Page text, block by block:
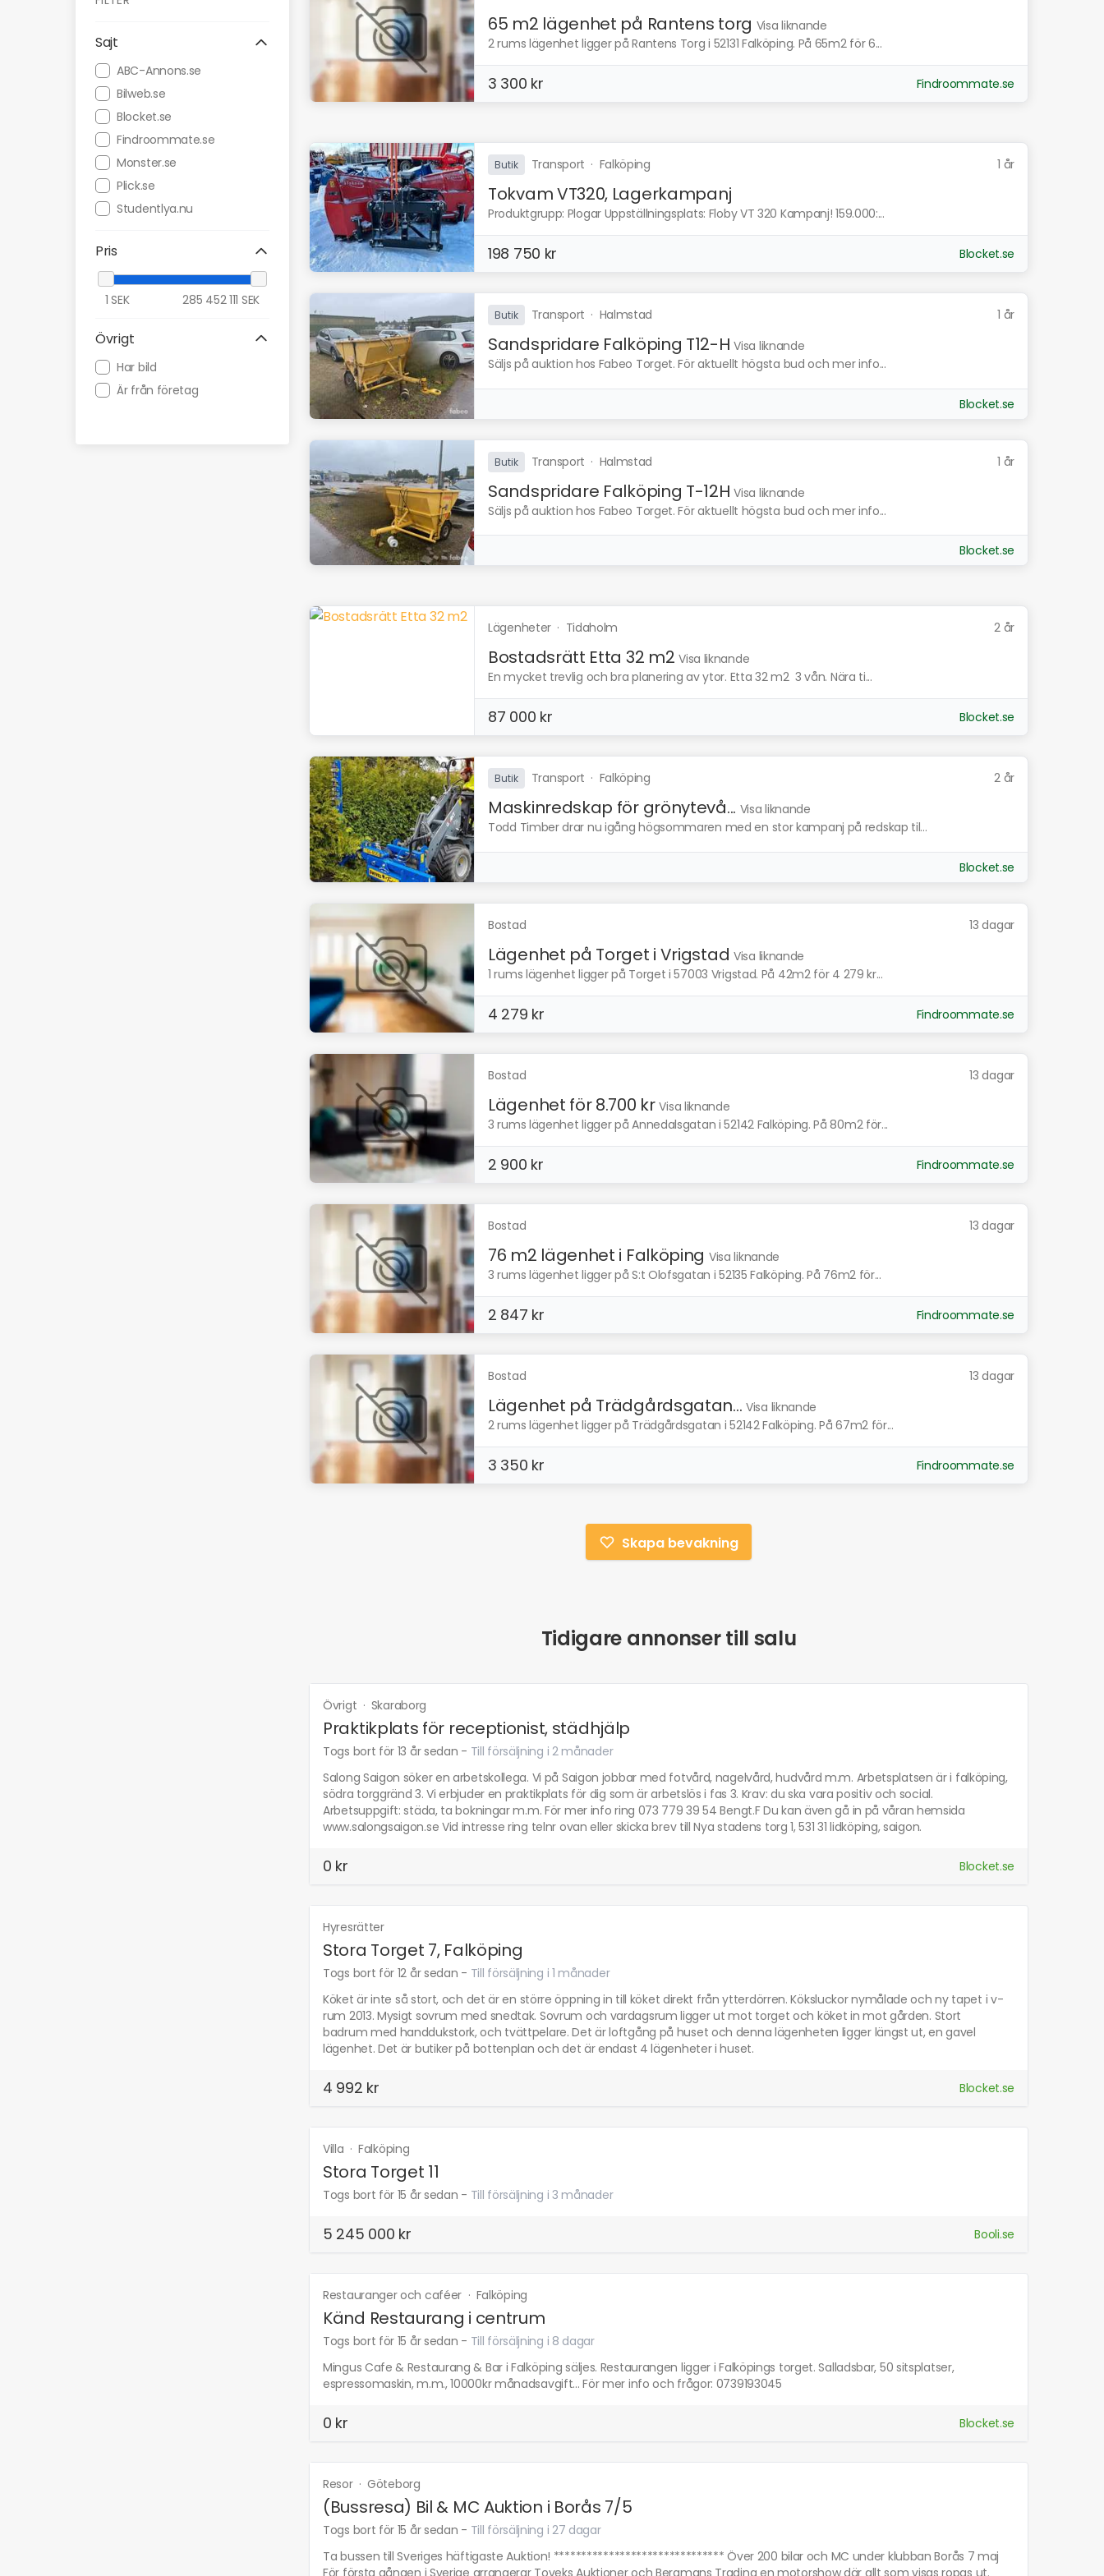
Sajt
ABC-Annons.se
Bilweb.se
Blocket.se
Findroommate.se
Monster.se
Plick.se
Studentlya.nu
Pris
1 SEK 285 452 111 SEK
Övrigt
Har bild
Är från företag
65 m2 lägenhet på Rantens torg Visa liknande
2 rums lägenhet ligger på Rantens Torg i 52131 Falköping. På 65m2 för 6...
3 300 kr Findroommate.se
Butik Transport · Falköping 1 år
Tokvam VT320, Lagerkampanj
Produktgrupp: Plogar Uppställningsplats: Floby VT 320 Kampanj! 159.000:...
198 750 kr Blocket.se
Butik Transport · Halmstad 1 år
Sandspridare Falköping T12-H Visa liknande
Säljs på auktion hos Fabeo Torget. För aktuellt högsta bud och mer info...
Blocket.se
Butik Transport · Halmstad 1 år
Sandspridare Falköping T-12H Visa liknande
Säljs på auktion hos Fabeo Torget. För aktuellt högsta bud och mer info...
Blocket.se
Lägenheter · Tidaholm 2 år
Bostadsrätt Etta 32 m2 Visa liknande
En mycket trevlig och bra planering av ytor. Etta 32 m2 3 vån. Nära ti...
87 000 kr Blocket.se
Butik Transport · Falköping 2 år
Maskinredskap för grönytevå... Visa liknande
Todd Timber drar nu igång högsommaren med en stor kampanj på redskap til...
Blocket.se
Bostad 13 dagar
Lägenhet på Torget i Vrigstad Visa liknande
1 rums lägenhet ligger på Torget i 57003 Vrigstad. På 42m2 för 4 279 kr...
4 279 kr Findroommate.se
Bostad 13 dagar
Lägenhet för 8.700 kr Visa liknande
3 rums lägenhet ligger på Annedalsgatan i 52142 Falköping. På 80m2 för...
2 900 kr Findroommate.se
Bostad 13 dagar
76 m2 lägenhet i Falköping Visa liknande
3 rums lägenhet ligger på S:t Olofsgatan i 52135 Falköping. På 76m2 för...
2 847 kr Findroommate.se
Bostad 13 dagar
Lägenhet på Trädgårdsgatan... Visa liknande
2 rums lägenhet ligger på Trädgårdsgatan i 52142 Falköping. På 67m2 för...
3 350 kr Findroommate.se
Skapa bevakning
Tidigare annonser till salu
Övrigt · Skaraborg
Praktikplats för receptionist, städhjälp
Togs bort för 13 år sedan - Till försäljning i 2 månader
Salong Saigon söker en arbetskollega. Vi på Saigon jobbar med fotvård, nagelvård, hudvård m.m. Arbetsplatsen är i falköping,
södra torggränd 3. Vi erbjuder en praktikplats för dig som är arbetslös i fas 3. Krav: du ska vara positiv och social.
Arbetsuppgift: städa, ta bokningar m.m. För mer info ring 073 779 39 54 Bengt.F Du kan även gå in på våran hemsida
www.salongsaigon.se Vid intresse ring telnr ovan eller skicka brev till Nya stadens torg 1, 531 31 lidköping, saigon.
0 kr Blocket.se
Hyresrätter
Stora Torget 7, Falköping
Togs bort för 12 år sedan - Till försäljning i 1 månader
Köket är inte så stort, och det är en större öppning in till köket direkt från ytterdörren. Köksluckor nymålade och ny tapet i v-
rum 2013. Mysigt sovrum med snedtak. Sovrum och vardagsrum ligger ut mot torget och köket in mot gården. Stort
badrum med handdukstork, och tvättpelare. Det är loftgång på huset och denna lägenheten ligger längst ut, en gavel
lägenhet. Det är butiker på bottenplan och det är endast 4 lägenheter i huset.
4 992 kr Blocket.se
Villa ·Falköping
Stora Torget 11
Togs bort för 15 år sedan - Till försäljning i 3 månader
5 245 000 kr Booli.se
Restauranger och caféer · Falköping
Känd Restaurang i centrum
Togs bort för 15 år sedan - Till försäljning i 8 dagar
Mingus Cafe & Restaurang & Bar i Falköping säljes. Restaurangen ligger i Falköpings torget. Salladsbar, 50 sitsplatser,
espressomaskin, m.m., 10000kr månadsavgift... För mer info och frågor: 0739193045
0 kr Blocket.se
Resor ·Göteborg
(Bussresa) Bil & MC Auktion i Borås 7/5
Togs bort för 15 år sedan - Till försäljning i 27 dagar
Ta bussen till Sveriges häftigaste Auktion! ******************************* Över 200 bilar och MC under klubban Borås 7 maj
För första gången i Sverige arrangerar Toveks Auktioner och Bergmans Trading en motorshow där allt som visas ropas ut.